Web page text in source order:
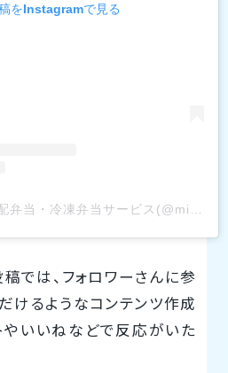
をInstagramで見る
では、フォロワーさんに参
けるようなコンテンツ作成
やいいねなどで反応がいた